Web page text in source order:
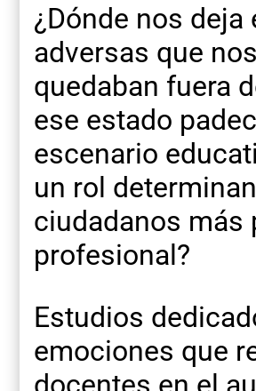
¿Dónde nos
adversas que
quedaban fuera
ese estado
escenario
un rol
ciudadanos más
profesional?
Estudios
emociones que